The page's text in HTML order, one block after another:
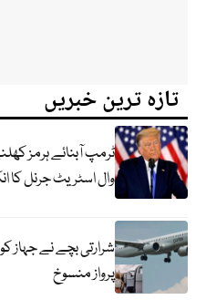
تازہ ترین خبریں
ٹرمپ آبنائے ہرمز
وال اسٹریٹ جرنل کا
شرارتی بچے نے جہاز
پرواز منسوخ